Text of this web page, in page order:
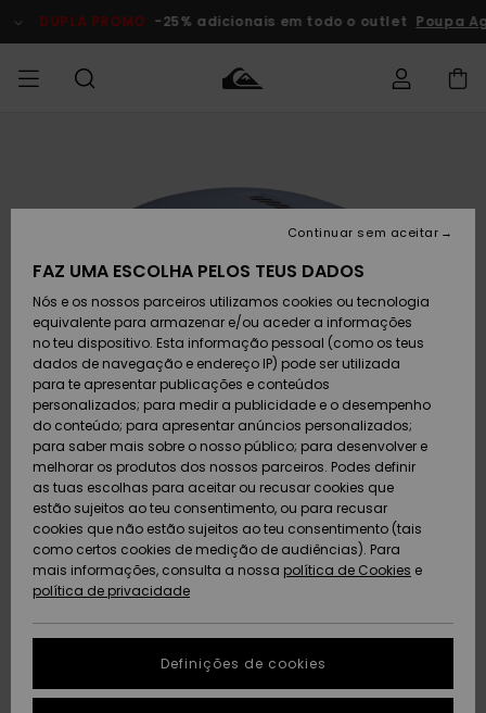
do
DUPLA PROMO -25% adicionais em todo o outlet Poupa
Calçado e
chinelos
Surfe/água
Snow
Artigos
recém-
chegados
Coleções
MENINO
Calçado e
chinelos
Surfe/água
Neve
Artigos
recém-
chegados
Highlights
MULHER
chegados
Highlights
Snow
SURF
Crianças
Highlights
Community
SNOW
Homem
Artigos
Criança
Snow Shop
Feminino
Highlights
Community
DUPLA
PROMO
Criança
Outlet
Mulher
AJUDA
Devoluções
Pagamento
Cartão
presente
Quiksilver
Freedom
Protecção de
dados
Guia de
tamanhos
SUSTAINABILITY
FAZ UMA ESCOLHA PELOS TEUS DADOS
Nós e os nossos parceiros utilizamos cookies ou tecnologia
equivalente para armazenar e/ou aceder a informações
no teu dispositivo. Esta informação pessoal (como os teus
dados de navegação e endereço IP) pode ser utilizada
para te apresentar publicações e conteúdos
personalizados; para medir a publicidade e o desempenho
do conteúdo; para apresentar anúncios personalizados;
para saber mais sobre o nosso público; para desenvolver e
melhorar os produtos dos nossos parceiros. Podes definir
as tuas escolhas para aceitar ou recusar cookies que
estão sujeitos ao teu consentimento, ou para recusar
cookies que não estão sujeitos ao teu consentimento (tais
como certos cookies de medição de audiências). Para
mais informações, consulta a nossa política de Cookies e
política de privacidade
Definições de cookies
Continuar sem aceitar